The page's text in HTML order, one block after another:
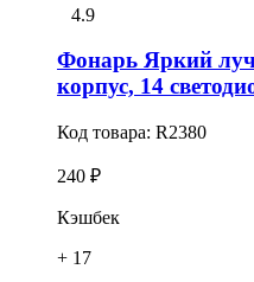
4.9
Фонарь Яркий
корпус, 14
Код товара: R2380
240 ₽
Кэшбек
+ 17